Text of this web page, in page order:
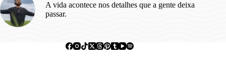
A vida acontece nos detalhes que a gente deixa
passar.